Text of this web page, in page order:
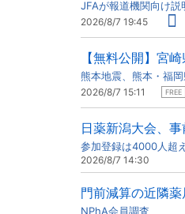
JFAが報道機関向け説
2026/8/7 19:45
【無料公開】宮
熊本地震、熊本・福
2026/8/7 15:11 FREE
日薬新潟大会、
参加登録は4000人超え
2026/8/7 14:30
門前減算の近隣
NPhA会員調査